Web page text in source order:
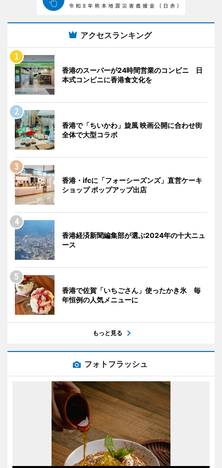
アクセスランキング
香港のスーパーが24時間営業のコンビニ 日
本式コンビニに香港食文化を
香港で「ちいかわ」旋風 映画公開に合わせ街
全体で大型コラボ
香港・ifcに「フォーシーズンズ」直営ケーキ
ショップ ポップアップ出店
香港経済新聞編集部が選ぶ2024年の十大ニュ
ース
香港で佐賀「いちごさん」使ったかき氷 毎
年恒例の人気メニューに
もっと見る
フォトフラッシュ